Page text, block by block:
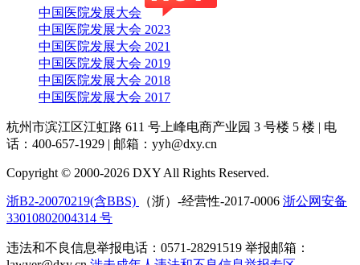
中国医院发展大会
中国医院发展大会 2023
中国医院发展大会 2021
中国医院发展大会 2019
中国医院发展大会 2018
中国医院发展大会 2017
杭州市滨江区江虹路 611 号上峰电商产业园 3 号楼 5 楼 | 电
话：400-657-1929 | 邮箱：yyh@dxy.cn
Copyright © 2000-2026 DXY All Rights Reserved.
浙B2-20070219(含BBS) （浙）-经营性-2017-0006 浙公网安备
33010802004314 号
违法和不良信息举报电话：0571-28291519 举报邮箱：